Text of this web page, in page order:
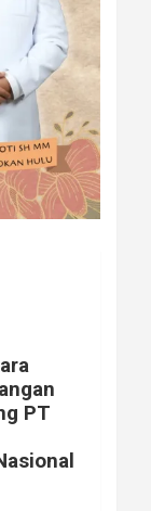
PT